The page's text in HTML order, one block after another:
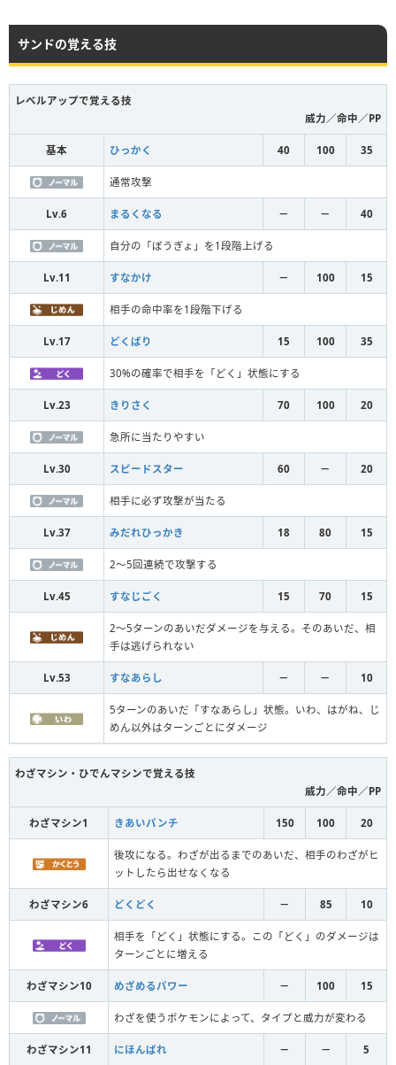
サンドの覚える技
レベルアップで覚える技
威力／命中／PP
基本 ひっかく 40 100 35
通常攻撃
Lv.6 まるくなる － － 40
自分の「ぼうぎょ」を1段階上げる
Lv.11 すなかけ － 100 15
相手の命中率を1段階下げる
Lv.17 どくばり 15 100 35
30%の確率で相手を「どく」状態にする
Lv.23 きりさく 70 100 20
急所に当たりやすい
Lv.30 スピードスター 60 － 20
相手に必ず攻撃が当たる
Lv.37 みだれひっかき 18 80 15
2～5回連続で攻撃する
Lv.45 すなじごく 15 70 15
2～5ターンのあいだダメージを与える。そのあいだ、相
手は逃げられない
Lv.53 すなあらし － － 10
5ターンのあいだ「すなあらし」状態。いわ、はがね、じ
めん以外はターンごとにダメージ
わざマシン・ひでんマシンで覚える技
威力／命中／PP
わざマシン1 きあいパンチ 150 100 20
後攻になる。わざが出るまでのあいだ、相手のわざがヒ
ットしたら出せなくなる
わざマシン6 どくどく － 85 10
相手を「どく」状態にする。この「どく」のダメージは
ターンごとに増える
わざマシン10 めざめるパワー － 100 15
わざを使うポケモンによって、タイプと威力が変わる
わざマシン11 にほんばれ － － 5